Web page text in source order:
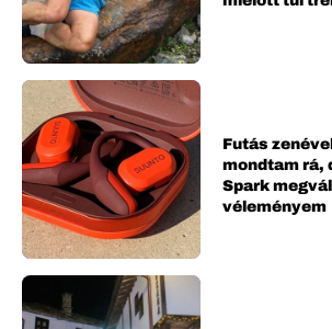
Futás
mondtam rá,
Spark
véleményem